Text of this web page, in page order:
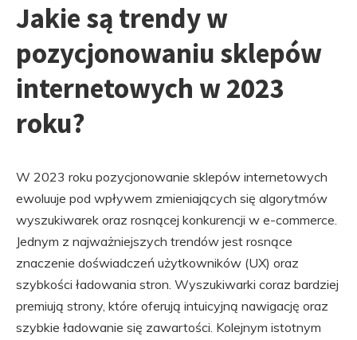
Jakie są trendy w
pozycjonowaniu sklepów
internetowych w 2023
roku?
W 2023 roku pozycjonowanie sklepów internetowych
ewoluuje pod wpływem zmieniających się algorytmów
wyszukiwarek oraz rosnącej konkurencji w e-commerce.
Jednym z najważniejszych trendów jest rosnące
znaczenie doświadczeń użytkowników (UX) oraz
szybkości ładowania stron. Wyszukiwarki coraz bardziej
premiują strony, które oferują intuicyjną nawigację oraz
szybkie ładowanie się zawartości. Kolejnym istotnym